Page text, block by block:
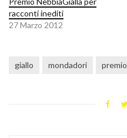
racconti inediti
27 Marzo 2012
giallo mondadori premio